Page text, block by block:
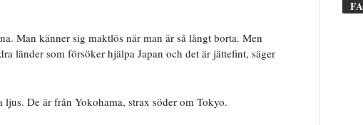
Man känner sig maktlös när man är så långt borta. Men
länder som försöker hjälpa Japan och det är jättefint, säger
ljus. De är från Yokohama, strax söder om Tokyo.